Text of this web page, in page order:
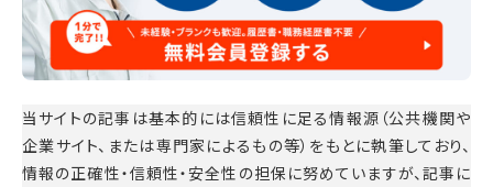
当サイトの記事は基本的には信頼性に足る情報源（公共機関や
企業サイト、または専門家によるもの等）をもとに執筆しており、
情報の正確性・信頼性・安全性の担保に努めていますが、記事に